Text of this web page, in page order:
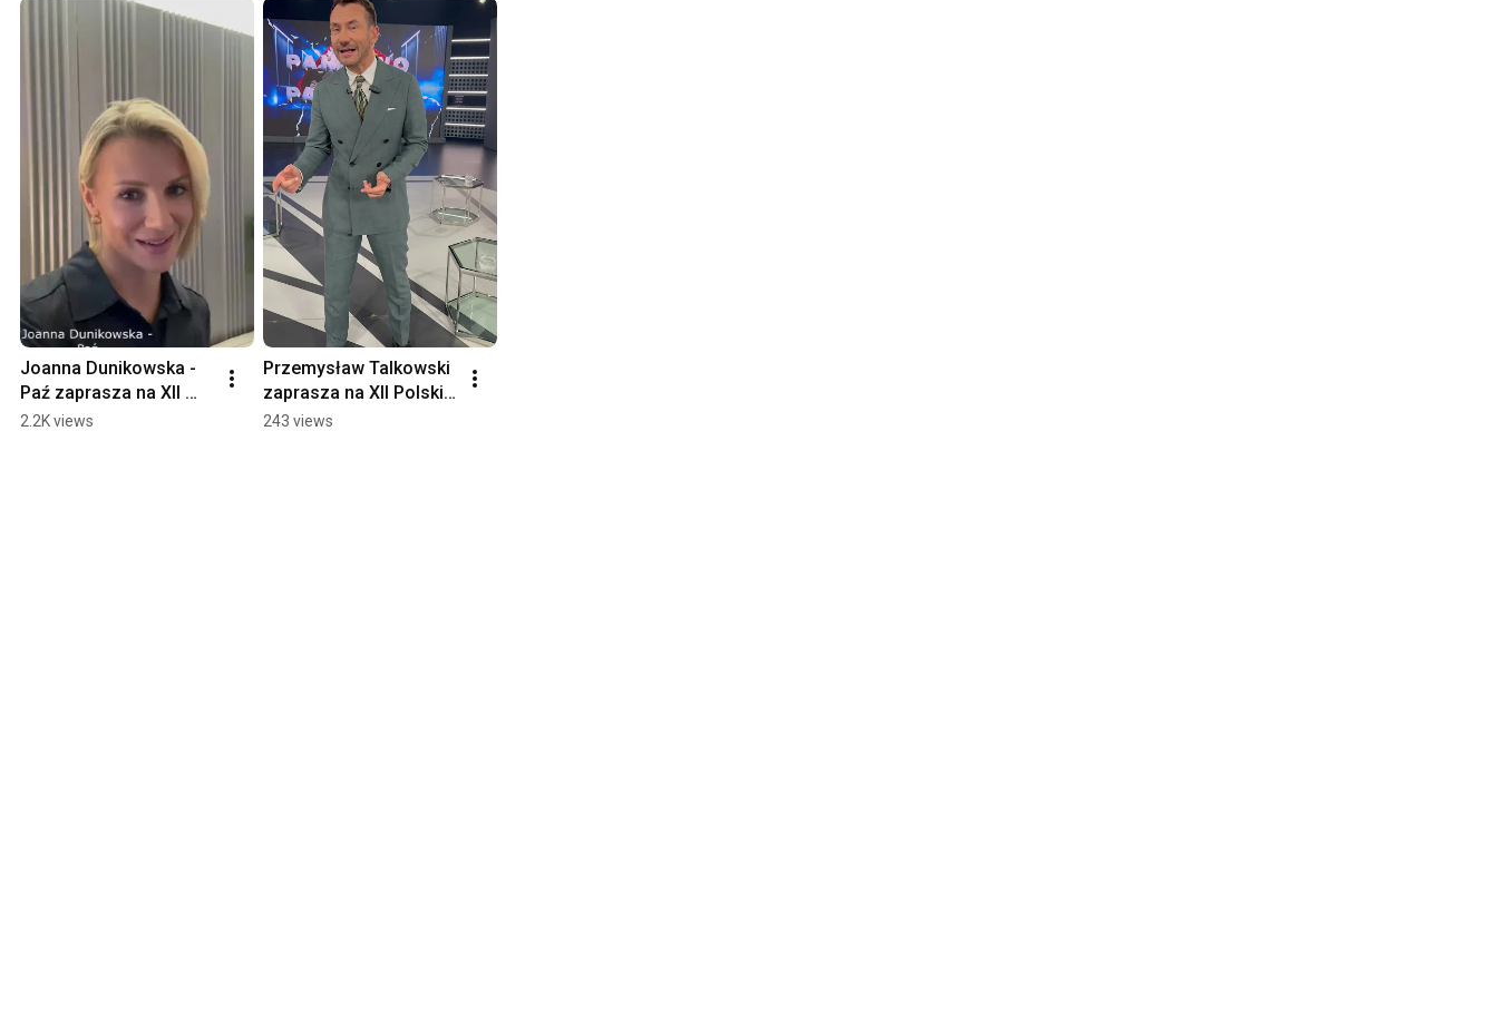
Joanna Dunikowska -
Paź zaprasza na XII
Polski Kongres
2.2K views
Przemysław Talkowski
zaprasza na XII Polski
Kongres
243 views